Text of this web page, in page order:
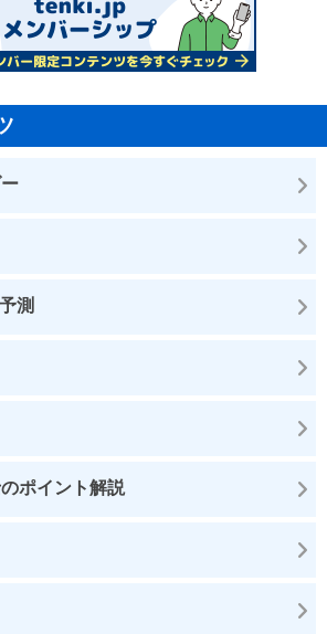
測
ポイント解説